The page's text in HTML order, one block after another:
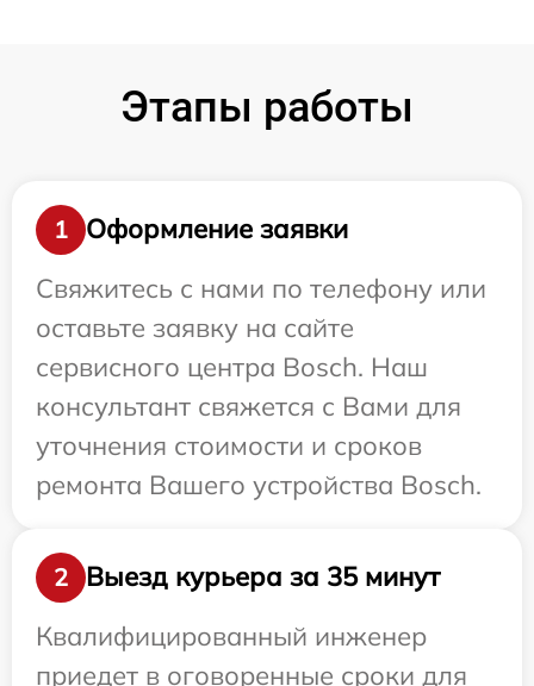
Этапы работы
1
Оформление заявки
Свяжитесь с нами по телефону или
оставьте заявку на сайте
сервисного центра Bosch. Наш
консультант свяжется с Вами для
уточнения стоимости и сроков
ремонта Вашего устройства Bosch.
2
Выезд курьера за 35 минут
Квалифицированный инженер
приедет в оговоренные сроки для